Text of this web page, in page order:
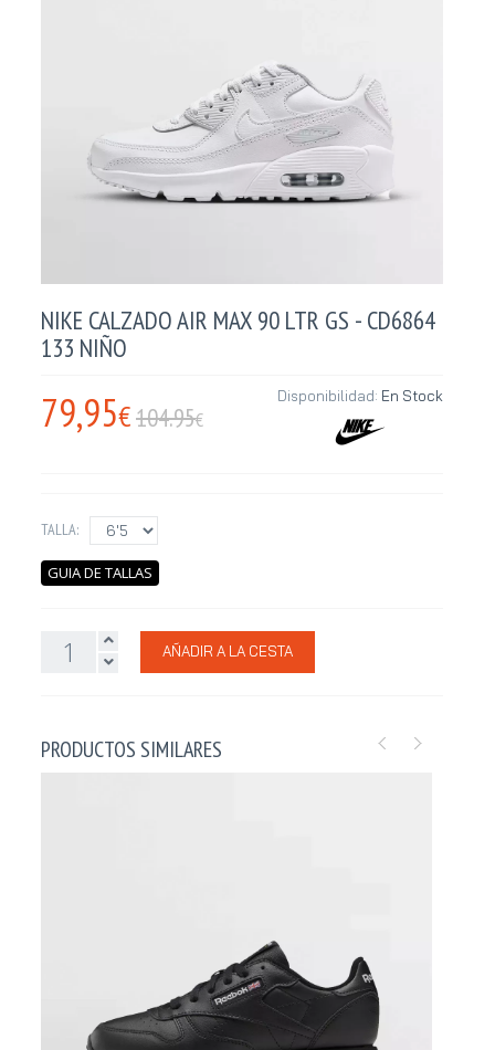
NIKE CALZADO AIR MAX 90 LTR GS - CD6864
133 NIÑO
79,95€104.95€
Disponibilidad: En Stock
TALLA:
GUIA DE TALLAS
AÑADIR A LA CESTA
PRODUCTOS SIMILARES